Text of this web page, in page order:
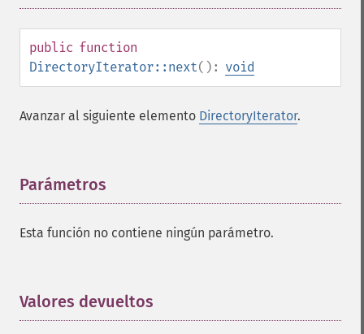
public function
DirectoryIterator::next(): void
Avanzar al siguiente elemento DirectoryIterator.
Parámetros
Esta función no contiene ningún parámetro.
Valores devueltos